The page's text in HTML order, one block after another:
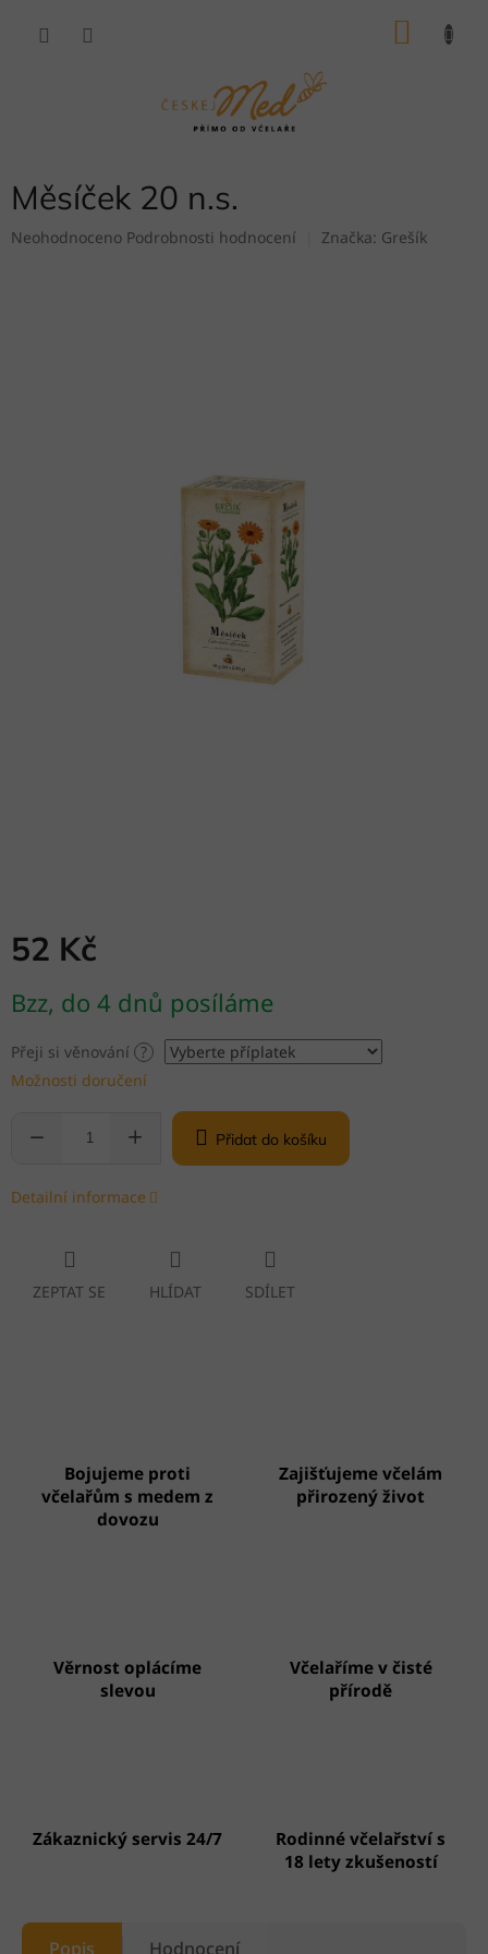
Měsíček 20 n.s.
Průměrné
Neohodnoceno Podrobnosti hodnocení Značka: Grešík
52 Kč
cena:
Bzz, do 4 dnů posíláme
Přeji si věnování ?
Možnosti doručení
Přidat do košíku
Detailní informace
ZEPTAT SE HLÍDAT SDÍLET
Bojujeme proti
včelařům s medem z
dovozu
Zajišťujeme včelám
přirozený život
Věrnost oplácíme
slevou
Včelaříme v čisté
přírodě
Zákaznický servis 24/7
Rodinné včelařství s
18 lety zkušeností
Popis Hodnocení